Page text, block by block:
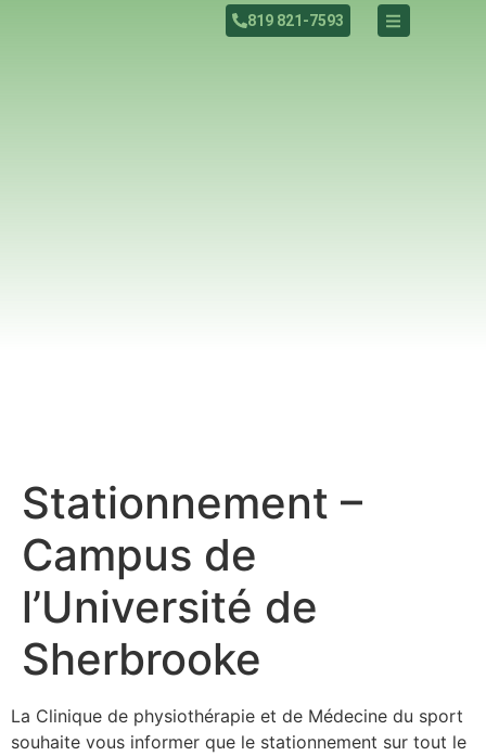
819 821-7593
Stationnement –
Campus de
l’Université de
Sherbrooke
La Clinique de physiothérapie et de Médecine du sport
souhaite vous informer que le stationnement sur tout le